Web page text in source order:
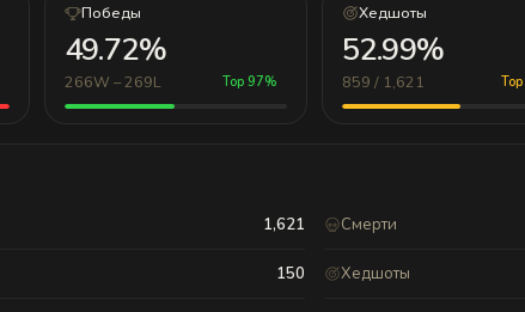
Победы
49.72%
266W – 269L Top 97%
Хедшоты
52.99%
859 / 1,621
1,621 Смерти
150 Хедшоты